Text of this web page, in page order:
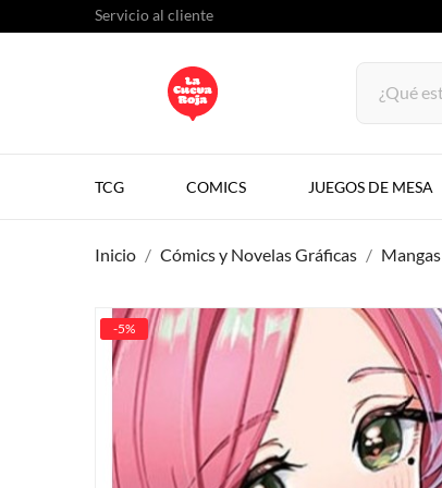
Servicio al cliente
TCG COMICS JUEGOS DE MESA
Inicio Cómics y Novelas Gráficas Mangas
-5%